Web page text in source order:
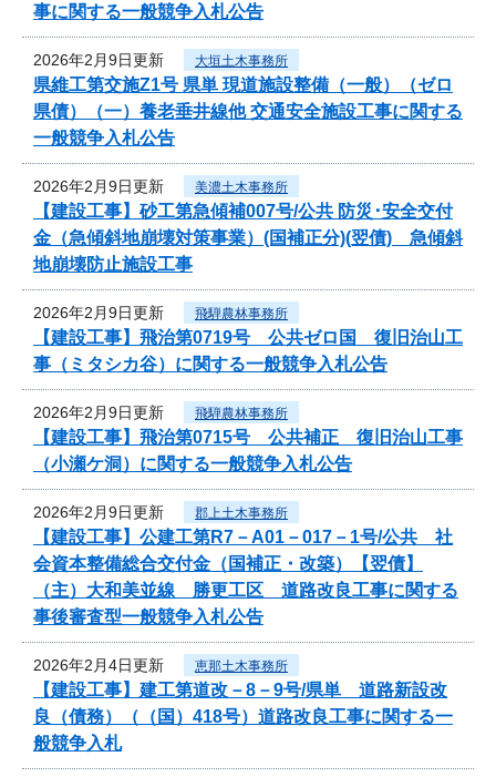
事に関する一般競争入札公告
2026年2月9日更新 大垣土木事務所
県維工第交施Z1号 県単 現道施設整備（一般）（ゼロ
県債）（一）養老垂井線他 交通安全施設工事に関する
一般競争入札公告
2026年2月9日更新 美濃土木事務所
【建設工事】砂工第急傾補007号/公共 防災･安全交付
金（急傾斜地崩壊対策事業）(国補正分)(翌債) 急傾斜
地崩壊防止施設工事
2026年2月9日更新 飛騨農林事務所
【建設工事】飛治第0719号 公共ゼロ国 復旧治山工
事（ミタシカ谷）に関する一般競争入札公告
2026年2月9日更新 飛騨農林事務所
【建設工事】飛治第0715号 公共補正 復旧治山工事
（小瀬ケ洞）に関する一般競争入札公告
2026年2月9日更新 郡上土木事務所
【建設工事】公建工第R7－A01－017－1号/公共 社
会資本整備総合交付金（国補正・改築）【翌債】
（主）大和美並線 勝更工区 道路改良工事に関する
事後審査型一般競争入札公告
2026年2月4日更新 恵那土木事務所
【建設工事】建工第道改－8－9号/県単 道路新設改
良（債務）（（国）418号）道路改良工事に関する一
般競争入札